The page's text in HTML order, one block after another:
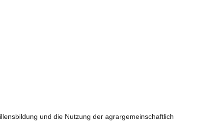
und die Nutzung der agrargemeinschaftlich